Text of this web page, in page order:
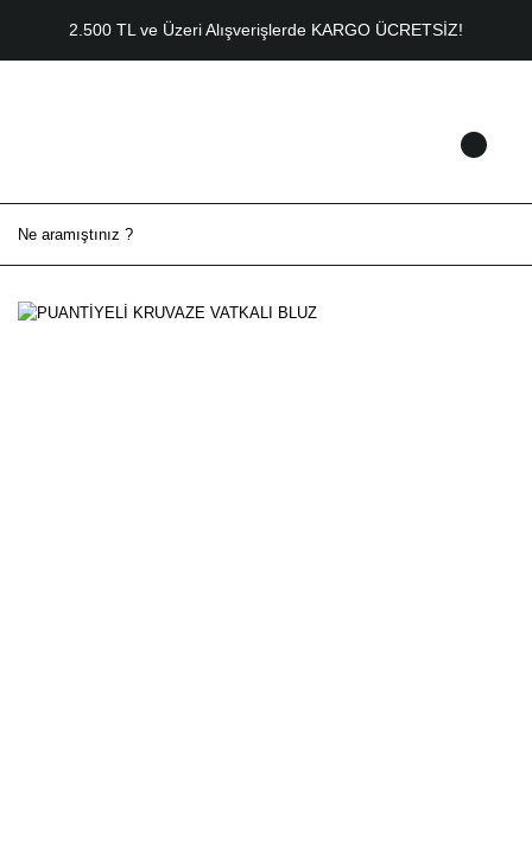
2.500 TL ve Üzeri Alışverişlerde KARGO ÜCRETSİZ!